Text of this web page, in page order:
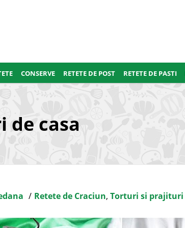
CONSERVE RETETE DE POST RETETE DE PASTI
de casa
Retete de Craciun, Torturi si prajituri